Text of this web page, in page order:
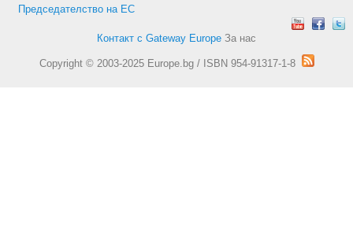
Председателство на ЕС
Контакт с Gateway Europe За нас
Copyright © 2003-2025 Europe.bg / ISBN 954-91317-1-8